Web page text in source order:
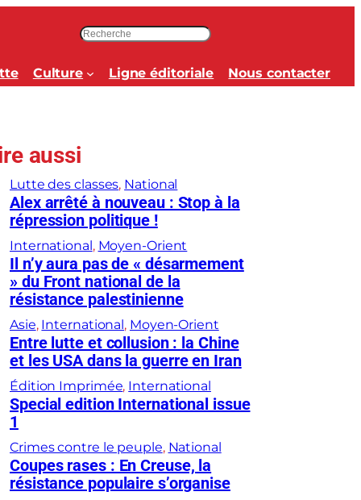
c
h
h
r
Culture Ligne éditoriale Nous contacter
aussi
Lutte des classes, National
Alex arrêté à nouveau : Stop à la
répression politique !
International, Moyen-Orient
Il n’y aura pas de « désarmement
» du Front national de la
résistance palestinienne
Asie, International, Moyen-Orient
Entre lutte et collusion : la Chine
et les USA dans la guerre en Iran
Édition Imprimée, International
Special edition International issue
1
Crimes contre le peuple, National
Coupes rases : En Creuse, la
résistance populaire s’organise